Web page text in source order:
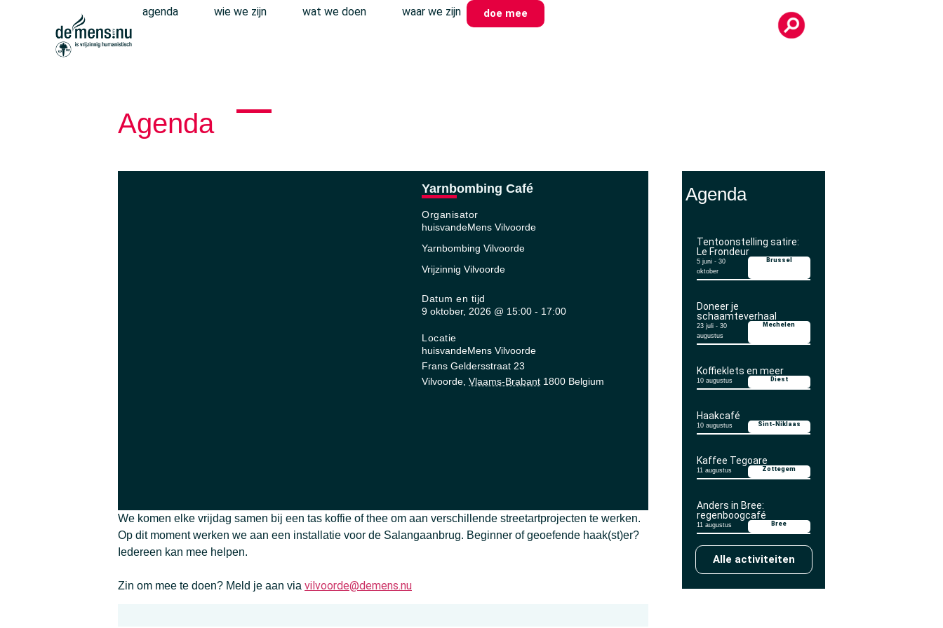
agenda wie we zijn wat we doen waar we zijn doe mee
Agenda
Yarnbombing Café
Organisator
huisvandeMens Vilvoorde
Yarnbombing Vilvoorde
Vrijzinnig Vilvoorde
Datum en tijd
9 oktober, 2026 @ 15:00 - 17:00
Locatie
huisvandeMens Vilvoorde
Frans Geldersstraat 23
Vilvoorde Vlaams-Brabant 1800 Belgium
We komen elke vrijdag samen bij een tas koffie of thee om aan verschillende streetartprojecten te werken.
Op dit moment werken we aan een installatie voor de Salangaanbrug. Beginner of geoefende haak(st)er?
Iedereen kan mee helpen.
Zin om mee te doen? Meld je aan via vilvoorde@demens.nu
Agenda
Tentoonstelling satire:
Le Frondeur
5 juni - 30
oktober
Brussel
Doneer je
schaamteverhaal
23 juli - 30
augustus
Mechelen
Koffieklets en meer
10 augustus Diest
Haakcafé
10 augustus Sint-Niklaas
Kaffee Tegoare
11 augustus Zottegem
Anders in Bree:
regenboogcafé
11 augustus Bree
Alle activiteiten